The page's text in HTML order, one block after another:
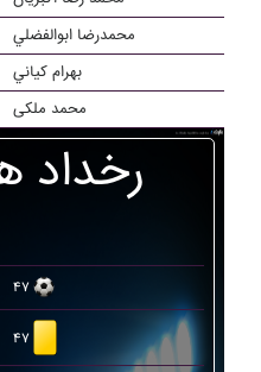
محمدرضا ابوالفضلي
بهرام کياني
محمد ملکی
رخداد
۴۷
۴۷